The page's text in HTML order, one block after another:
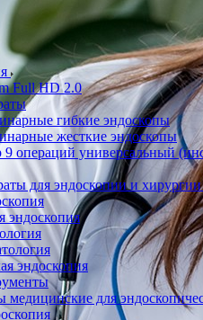
Full HD 2.0
гибкие эндоскопы
жесткие эндоскопы
9 операций универсальный
для эндоскопии и
эндоскопия
эндоскопия
медицинские для